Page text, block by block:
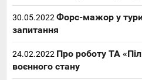
30.05.2022Форс-мажор у
запитання
24.02.2022 Про роботу ТА
воєнного стану